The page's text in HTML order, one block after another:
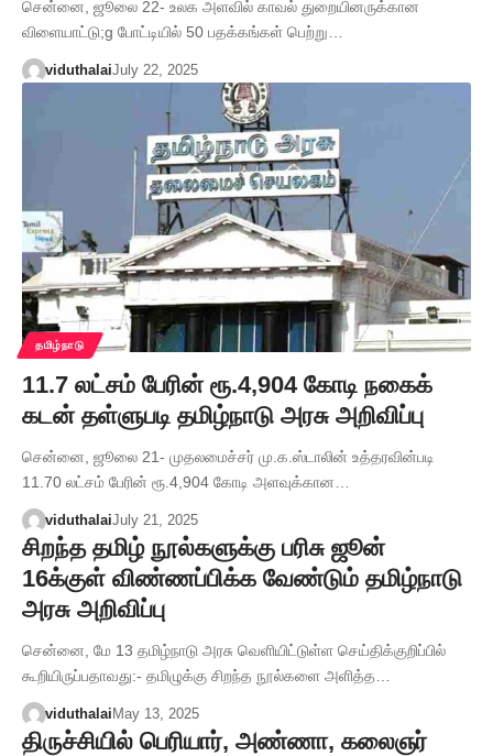
சென்னை, ஜூலை 22- உலக அளவில் காவல் துறையினருக்கான
விளையாட்டு;g போட்டியில் 50 பதக்கங்கள் பெற்று…
viduthalaiJuly 22, 2025
தமிழ்நாடு
11.7 லட்சம் பேரின் ரூ.4,904 கோடி நகைக்
கடன் தள்ளுபடி தமிழ்நாடு அரசு அறிவிப்பு
சென்னை, ஜூலை 21- முதலமைச்சர் மு.க.ஸ்டாலின் உத்தரவின்படி
11.70 லட்சம் பேரின் ரூ.4,904 கோடி அளவுக்கான…
viduthalaiJuly 21, 2025
சிறந்த தமிழ் நூல்களுக்கு பரிசு ஜூன்
16க்குள் விண்ணப்பிக்க வேண்டும் தமிழ்நாடு
அரசு அறிவிப்பு
சென்னை, மே 13 தமிழ்நாடு அரசு வெளியிட்டுள்ள செய்திக்குறிப்பில்
கூறியிருப்பதாவது:- தமிழுக்கு சிறந்த நூல்களை அளித்த…
viduthalai May 13, 2025
திருச்சியில் பெரியார், அண்ணா, கலைஞர்